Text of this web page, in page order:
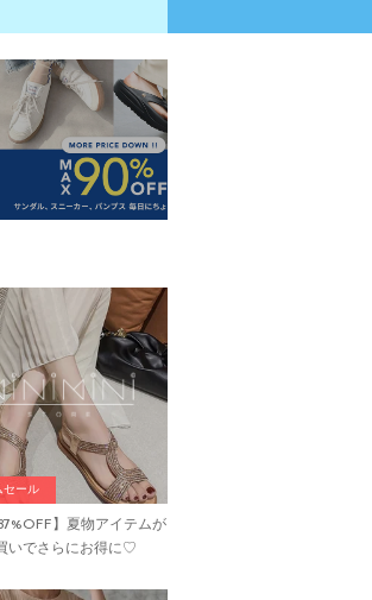
セール
】夏物アイテムが
いでさらにお得に♡